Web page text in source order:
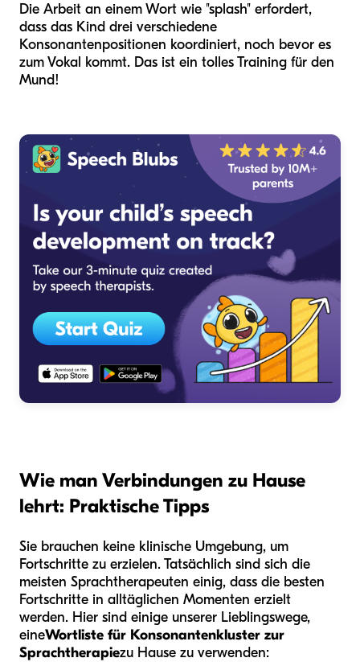
Die Arbeit an einem Wort wie "splash" erfordert,
dass das Kind drei verschiedene
Konsonantenpositionen koordiniert, noch bevor es
zum Vokal kommt. Das ist ein tolles Training für den
Mund!
Wie man Verbindungen zu Hause
lehrt: Praktische Tipps
Sie brauchen keine klinische Umgebung, um
Fortschritte zu erzielen. Tatsächlich sind sich die
meisten Sprachtherapeuten einig, dass die besten
Fortschritte in alltäglichen Momenten erzielt
werden. Hier sind einige unserer Lieblingswege,
eineWortliste für Konsonantenkluster zur
Sprachtherapiezu Hause zu verwenden: